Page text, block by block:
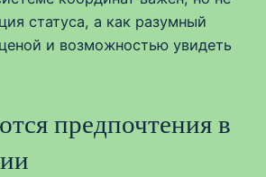
статуса, а как разумный
и возможностью увидеть
предпочтения в